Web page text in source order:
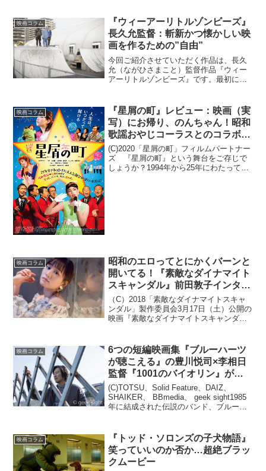
映画コラム
『ウィーアーリトルゾンビーズ』
長久允監督：斬新かつ懐かしい映
画を作るための”自由”
今回ご紹介させていただく作品は、長久
允（ながひさまこと）監督作品『ウィー
アーリトルゾンビーズ』です。最初にお
た13歳の子どもたち４人が偶然火葬場で
出会い、まるでゾンビの...
映画コラム
『星屑の町』レビュー：映画（実
写）にお帰り、のんちゃん！昭和
歌謡おやじコーラスとのコラボも
最高！
(C)2020「星屑の町」フィルムパートナー
ズ 『星屑の町』という舞台をご存じで
しょうか？1994年から25年にわたって全
映画コラム
昭和のエロってとにかくバーンと
開いてる！『素敵なダイナマイト
スキャンダル』前田敦子インタビ
ュー
（C）2018「素敵なダイナマイトスキャ
ンダル」製作委員会3月17日（土）公開の
映画『素敵なダイナマイトスキャンダ
昭の妻・牧子を演じた前田さんに本作の
見どころなどを伺い...
映画コラム
6つの短編映画集『ブルーハーツ
が聴こえる』の豊川悦司×李相日
監督『1001のバイオリン』が傑
作すぎる理由。
(C)TOTSU、Solid Feature、DAIZ、
SHAIKER、 BBmedia、 geek sight1985
年に結成された伝説のバンド、ブルーハ
が聴こ...
映画コラム
『トッド・ソロンズの子犬物語』
笑っていいのか否か…超絶ブラッ
クムービー